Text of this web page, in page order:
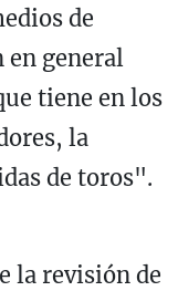
de
en general
tiene en los
la
de toros".
la revisión de